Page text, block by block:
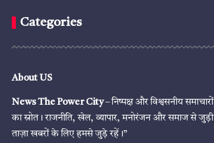
Categories
About US
News The Power City– निष्पक्ष और विश्वसनीय समाचारों
का स्रोत। राजनीति, खेल, व्यापार, मनोरंजन और समाज से जुड़ी
ताज़ा खबरों के लिए हमसे जुड़े रहें।”